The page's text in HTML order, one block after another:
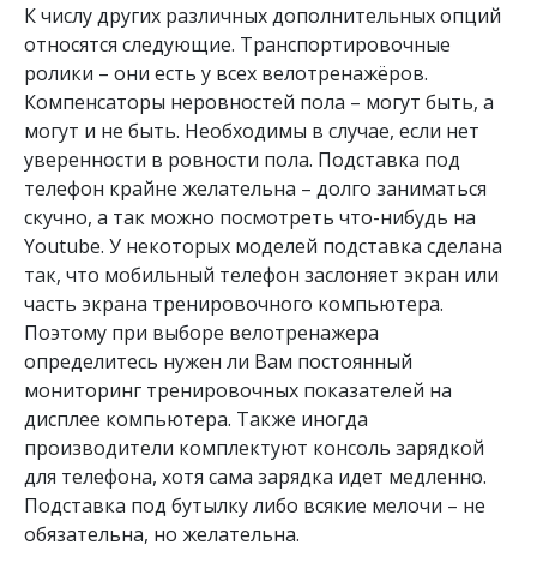
К числу других различных дополнительных опций
относятся следующие. Транспортировочные
ролики – они есть у всех велотренажёров.
Компенсаторы неровностей пола – могут быть, а
могут и не быть. Необходимы в случае, если нет
уверенности в ровности пола. Подставка под
телефон крайне желательна – долго заниматься
скучно, а так можно посмотреть что-нибудь на
Youtube. У некоторых моделей подставка сделана
так, что мобильный телефон заслоняет экран или
часть экрана тренировочного компьютера.
Поэтому при выборе велотренажера
определитесь нужен ли Вам постоянный
мониторинг тренировочных показателей на
дисплее компьютера. Также иногда
производители комплектуют консоль зарядкой
для телефона, хотя сама зарядка идет медленно.
Подставка под бутылку либо всякие мелочи – не
обязательна, но желательна.